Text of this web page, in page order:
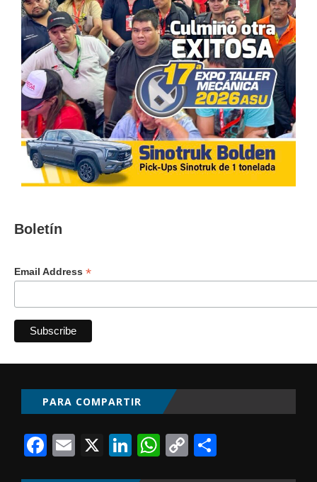
Boletín
Email Address *
PARA COMPARTIR
Facebook
Email
X LinkedIn
WhatsApp
Copy